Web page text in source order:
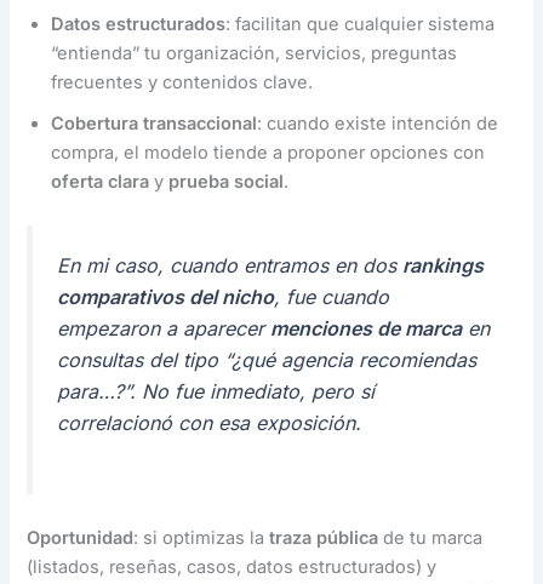
Datos estructurados: facilitan que cualquier sistema
“entienda” tu organización, servicios, preguntas
frecuentes y contenidos clave.
Cobertura transaccional: cuando existe intención de
compra, el modelo tiende a proponer opciones con
oferta clara y prueba social.
En mi caso, cuando entramos en dos rankings
comparativos del nicho, fue cuando
empezaron a aparecer menciones de marcaen
consultas del tipo “¿qué agencia recomiendas
para…?”. No fue inmediato, pero sí
correlacionó con esa exposición.
Oportunidad: si optimizas latraza pública de tu marca
(listados, reseñas, casos, datos estructurados) y